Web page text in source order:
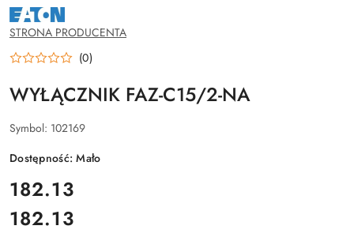
NAZWA
PRODUCENTA:
EATON
STRONA PRODUCENTA
(0)
WYŁĄCZNIK FAZ-C15/2-NA
Symbol: 102169
Dostępność:Mało
cena:
182.13
Cena:
182.13